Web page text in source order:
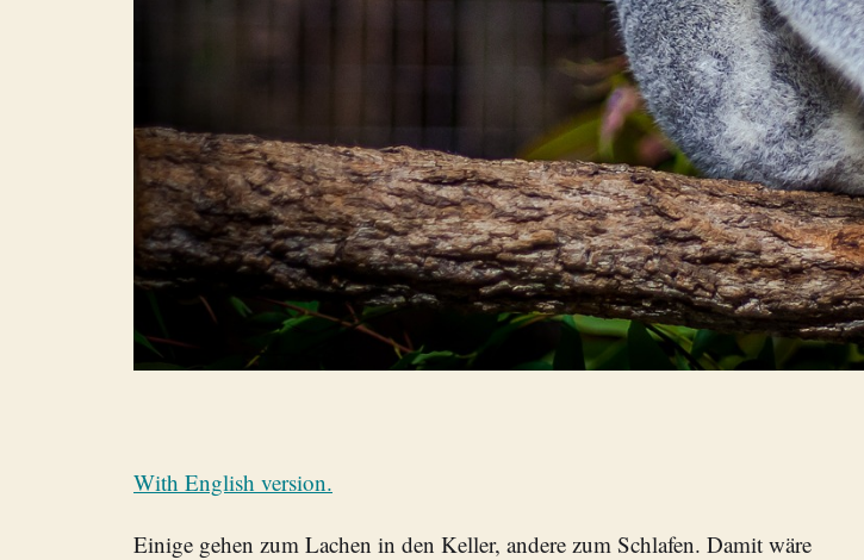
With English version.
Einige gehen zum Lachen in den Keller, andere zum Schlafen. Damit wäre